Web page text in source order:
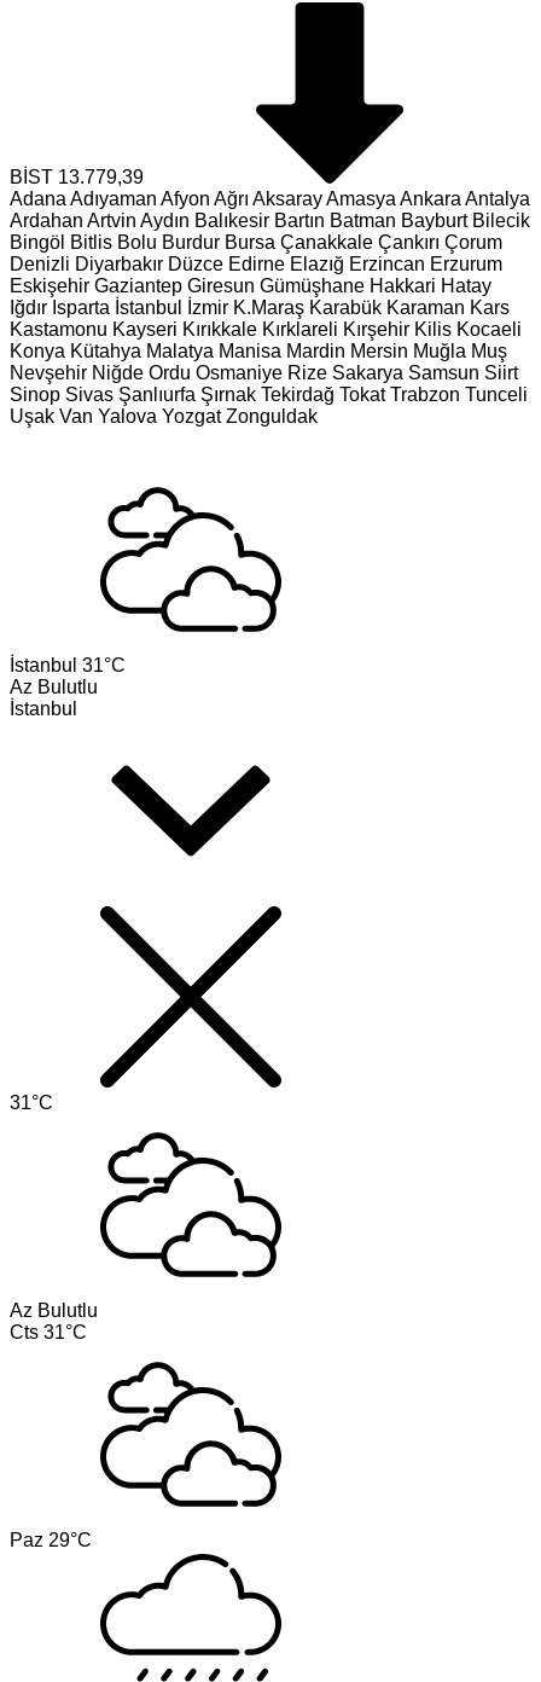
BİST 13.779,39
Adana Adıyaman Afyon Ağrı AksarayAmasya Ankara Antalya
Ardahan Artvin Aydın Balıkesir Bartın Batman Bayburt Bilecik
Bingöl Bitlis Bolu Burdur Bursa Çanakkale Çankırı Çorum
Denizli Diyarbakır Düzce Edirne Elazığ Erzincan Erzurum
Eskişehir Gaziantep Giresun Gümüşhane Hakkari Hatay
Iğdır Isparta İstanbul İzmir K.Maraş Karabük Karaman Kars
Kastamonu Kayseri Kırıkkale Kırklareli Kırşehir Kilis Kocaeli
Konya Kütahya Malatya Manisa Mardin Mersin Muğla Muş
Nevşehir Niğde Ordu Osmaniye Rize Sakarya Samsun Siirt
Sinop Sivas Şanlıurfa Şırnak Tekirdağ Tokat Trabzon Tunceli
Uşak Van Yalova Yozgat Zonguldak
İstanbul 31°C
Az Bulutlu
İstanbul
31°C
Az Bulutlu
Cts 31°C
Paz 29°C